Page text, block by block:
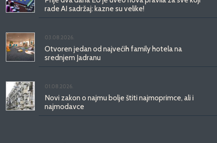
rade AI sadržaj: kazne su velike!
03.08.2026.
Otvoren jedan od najvećih family hotela na
srednjem Jadranu
01.08.2026.
Novi zakon o najmu bolje štiti najmoprimce, ali i
najmodavce